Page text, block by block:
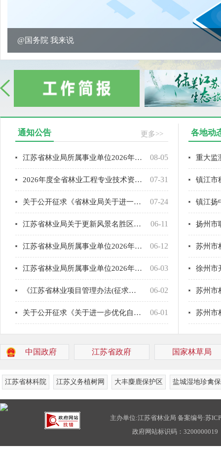
@国务院 我来说
通知公告
江苏省林业局所属事业单位2026年公开招聘拟聘用人员名单公示 08-05
2026年度全省林业工程专业技术资格通过审核拟提交高评委会评审人员名单公示 07-31
关于公开征求《省林业局关于进一步加强和优化林木采伐管理工作的通知》意见的公告 07-24
江苏省林业局关于更新风景名胜区专家库成员的函 06-11
江苏省林业局所属事业单位2026年公开招聘工作人员面试人员名单公告 06-12
江苏省林业局所属事业单位2026年公开招聘工作人员笔试成绩查询公告 06-03
《江苏省林业项目管理办法(征求意见稿)》公开征求意见 06-02
关于公开征求《关于进一步优化自然资源要素保障有关措施的通知》意见的公告 06-01
更多>> 各地动
镇江市
镇江扬
中国政府 江苏省政府 国家林草局
江苏省林科院 江苏义务植树网 大丰麋鹿保护区 盐城湿地珍禽
主办单位:江苏省林业局 备案编号:苏
政府网站标识码：3200000019